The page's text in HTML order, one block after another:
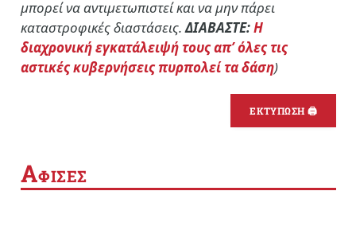
μπορεί να αντιμετωπιστεί και να μην πάρει
καταστροφικές διαστάσεις.ΔΙΑΒΑΣΤΕ:Η
διαχρονική εγκατάλειψή τους απ’ όλες τις
αστικές κυβερνήσεις πυρπολεί τα δάση)
ΕΚΤΥΠΩΣΗ 🖨
ΑΦΙΣΕΣ